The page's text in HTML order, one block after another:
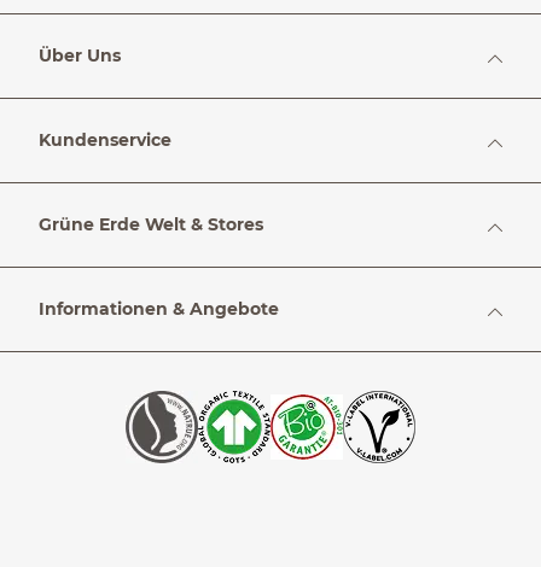
Über Uns
Kundenservice
Grüne Erde Welt & Stores
Informationen & Angebote